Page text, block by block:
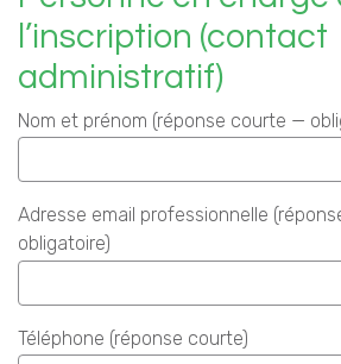
l’inscription (contact
administratif)
Nom et prénom (réponse courte —
Adresse email professionnelle
obligatoire)
Téléphone (réponse courte)